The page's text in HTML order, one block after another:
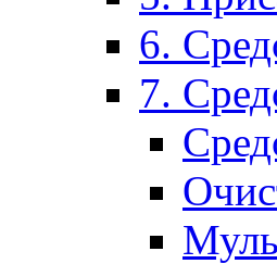
6.
7.